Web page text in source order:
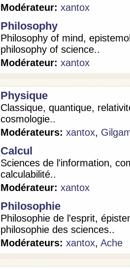
Modérateur: xantox
Philosophy
Philosophy of mind,
philosophy of science..
Modérateur: xantox
Physique
Classique, quantique,
cosmologie..
Modérateurs: xantox,
Calcul
Sciences de l'information,
calculabilité..
Modérateur: xantox
Philosophie
Philosophie de l'esprit,
philosophie des sciences..
Modérateurs: xantox, Ache